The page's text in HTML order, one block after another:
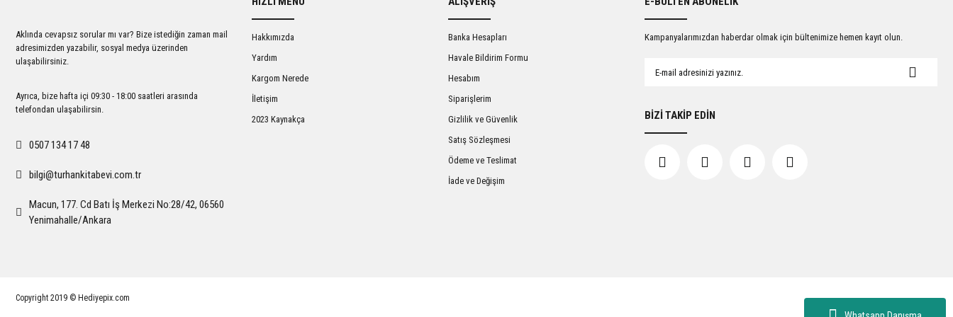
Ürün fiyatı diğer sitelerden daha pahalı.
Bu ürüne benzer farklı alternatifler olmalı.
Gönder
Aklında cevapsız sorular mı var? Bize istediğin zaman mail
adresimizden yazabilir, sosyal medya üzerinden
ulaşabilirsiniz.
Ayrıca, bize hafta içi 09:30 - 18:00 saatleri arasında
telefondan ulaşabilirsin.
0507 134 17 48
bilgi@turhankitabevi.com.tr
Macun, 177. Cd Batı İş Merkezi No:28/42, 06560
Yenimahalle/Ankara
Hakkımızda
Yardım
Kargom Nerede
İletişim
2023 Kaynakça
Banka Hesapları
Havale Bildirim Formu
Hesabım
Siparişlerim
Gizlilik ve Güvenlik
Satış Sözleşmesi
Ödeme ve Teslimat
İade ve Değişim
Kampanyalarımızdan haberdar olmak için bültenimize hemen kayıt olun.
BİZİ TAKİP EDİN
Copyright 2019 © Hediyepix.com